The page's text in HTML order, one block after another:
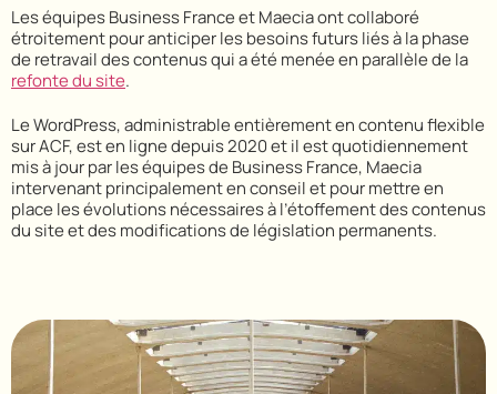
Les équipes Business France et Maecia ont collaboré
étroitement pour anticiper les besoins futurs liés à la phase
de retravail des contenus qui a été menée en parallèle de la
refonte du site.
Le WordPress, administrable entièrement en contenu flexible
sur ACF, est en ligne depuis 2020 et il est quotidiennement
mis à jour par les équipes de Business France, Maecia
intervenant principalement en conseil et pour mettre en
place les évolutions nécessaires à l’étoffement des contenus
du site et des modifications de législation permanents.